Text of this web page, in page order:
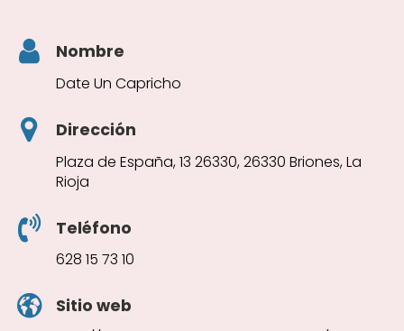
Nombre
Date Un Capricho
Dirección
Plaza de España, 13 26330, 26330 Briones, La
Rioja
Teléfono
628 15 73 10
Sitio web